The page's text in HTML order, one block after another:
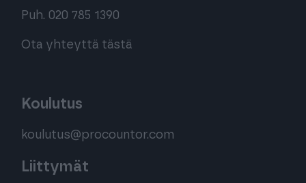
Puh. 020 785 1390
Ota yhteyttä tästä
Koulutus
koulutus@procountor.com
Liittymät